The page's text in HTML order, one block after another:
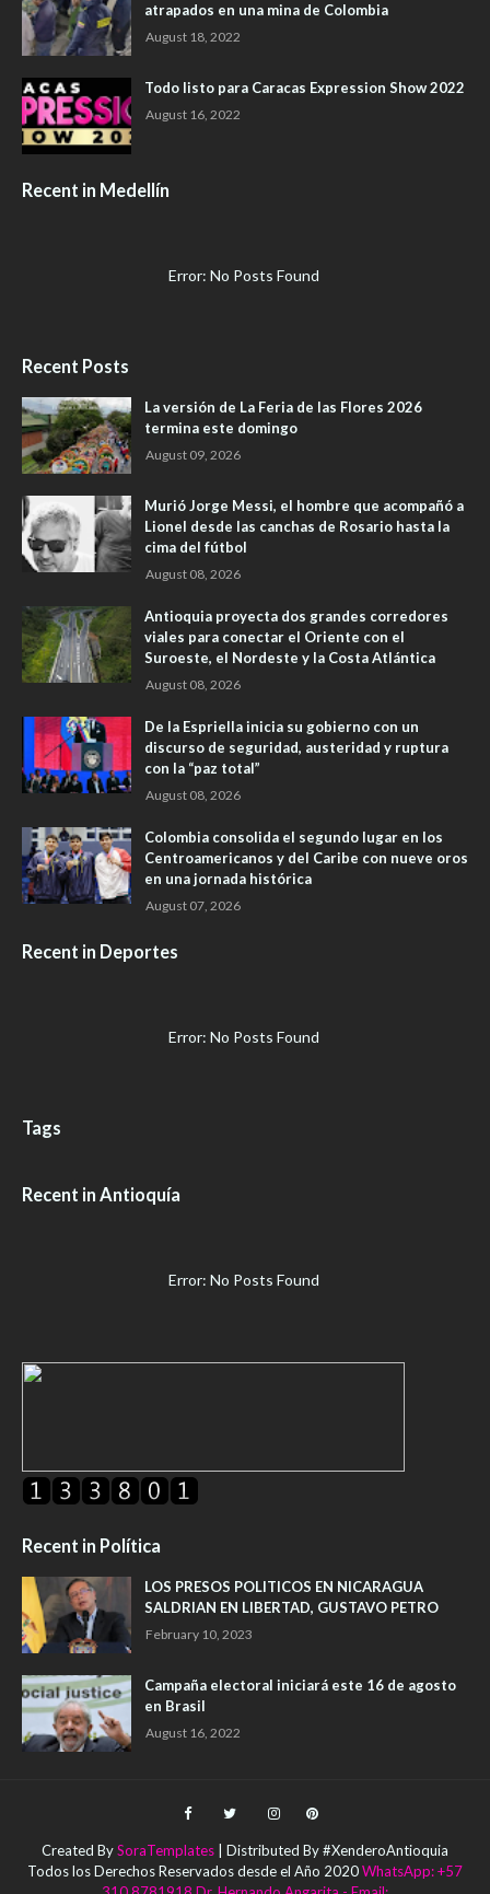
atrapados en una mina de Colombia
August 18, 2022
Todo listo para Caracas Expression Show 2022
August 16, 2022
Recent in Medellín
Error: No Posts Found
Recent Posts
La versión de La Feria de las Flores 2026
termina este domingo
August 09, 2026
Murió Jorge Messi, el hombre que acompañó a
Lionel desde las canchas de Rosario hasta la
cima del fútbol
August 08, 2026
Antioquia proyecta dos grandes corredores
viales para conectar el Oriente con el
Suroeste, el Nordeste y la Costa Atlántica
August 08, 2026
De la Espriella inicia su gobierno con un
discurso de seguridad, austeridad y ruptura
con la “paz total”
August 08, 2026
Colombia consolida el segundo lugar en los
Centroamericanos y del Caribe con nueve oros
en una jornada histórica
August 07, 2026
Recent in Deportes
Error: No Posts Found
Tags
Recent in Antioquía
Error: No Posts Found
Recent in Política
LOS PRESOS POLITICOS EN NICARAGUA
SALDRIAN EN LIBERTAD, GUSTAVO PETRO
February 10, 2023
Campaña electoral iniciará este 16 de agosto
en Brasil
August 16, 2022
Created BySoraTemplates | Distributed By #XenderoAntioquia
Todos los Derechos Reservados desde el Año 2020WhatsApp: +57